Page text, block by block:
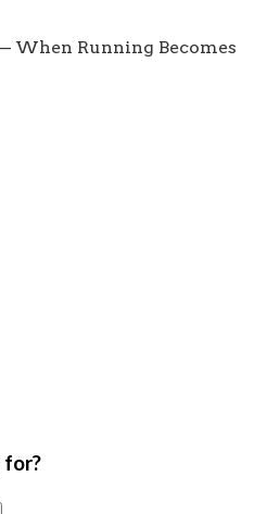
When Running Becomes
for?